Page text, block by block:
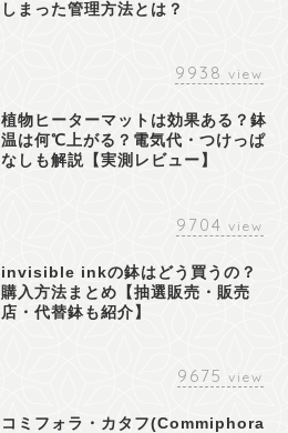
しまった管理方法とは？
9938 view
植物ヒーターマットは効果ある？鉢
温は何℃上がる？電気代・つけっぱ
なしも解説【実測レビュー】
9704 view
invisible inkの鉢はどう買うの？
購入方法まとめ【抽選販売・販売
店・代替鉢も紹介】
9675 view
コミフォラ・カタフ(Commiphora